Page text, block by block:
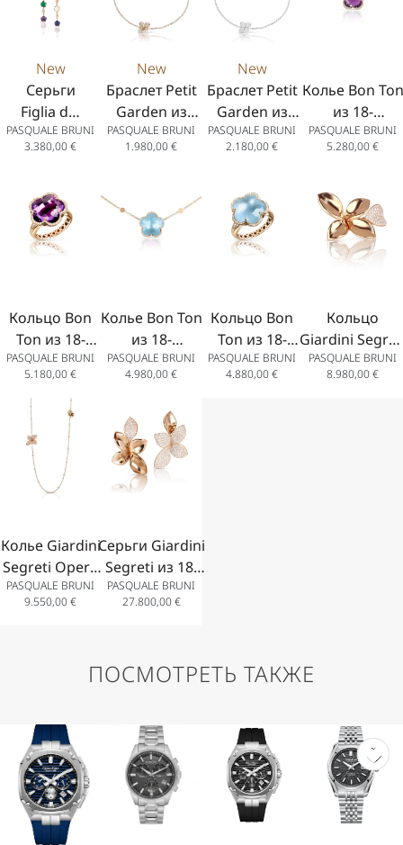
New
Серьги
Figlia dei
Fiori из 18-
каратного
золота с
цветными
камнями
PASQUALE BRUNI
3.380,00€
New
Браслет Petit
Garden из
розового
золота 18
шампанскими
бриллиантами.
PASQUALE BRUNI
1.980,00€
New
Браслет Petit
Garden из
белого золота
18 карат с
PASQUALE BRUNI
2.180,00€
Колье Bon Ton
из 18-
каратного
розового
аметистами и
PASQUALE BRUNI
5.280,00€
Кольцо Bon
Ton из 18-
каратного
розового
золота с
аметистом и
PASQUALE BRUNI
5.180,00€
Колье Bon Ton
из 18-
каратного
розового
голубым
топазом
«Венера» и
бриллиантами.
PASQUALE BRUNI
4.980,00€
Кольцо Bon
Ton из 18-
каратного
розового
PASQUALE BRUNI
4.880,00€
Кольцо
Giardini
«Пять
из 18-
PASQUALE BRUNI
8.980,00€
Колье Giardini
Segreti Opera
из розового
золота 18
PASQUALE BRUNI
9.550,00€
Серьги Giardini
Segreti из 18-
каратного
розового
PASQUALE BRUNI
27.800,00€
ПОСМОТРЕТЬ ТАКЖЕ